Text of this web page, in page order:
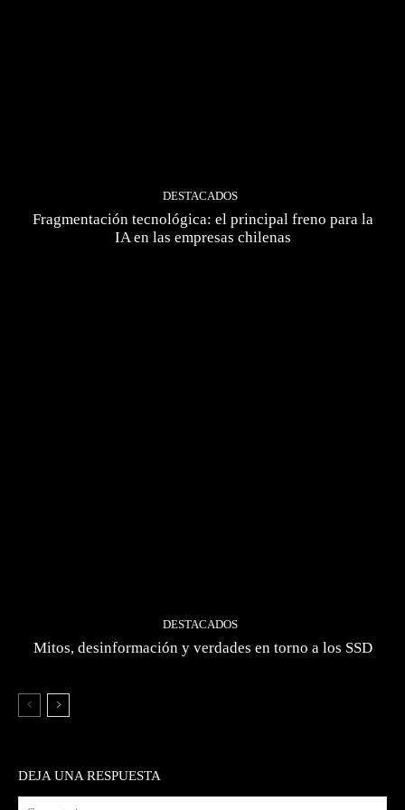
DESTACADOS
Fragmentación tecnológica: el principal freno para la
IA en las empresas chilenas
DESTACADOS
Mitos, desinformación y verdades en torno a los SSD
DEJA UNA RESPUESTA